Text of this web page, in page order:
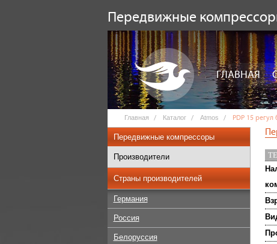
Передвижные
ГЛАВНАЯ
Главная Каталог Atmos PDP 15 регул
Передвижные компрессоры
Производители
Страны производителей
Германия
Россия
Белоруссия